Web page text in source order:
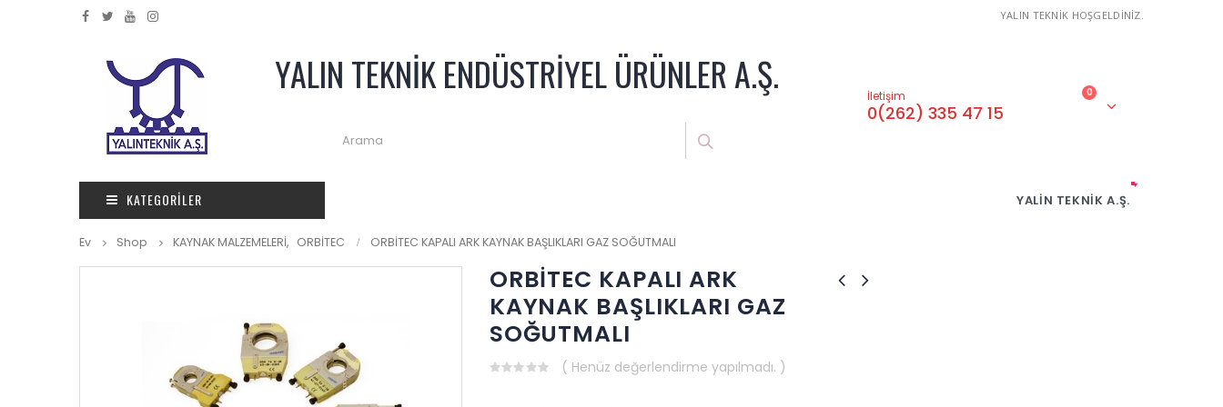
YALIN TEKNİK HOŞGELDİNİZ.
YALIN TEKNİK ENDÜSTRİYEL ÜRÜNLER A.Ş. İletişim
0(262) 335 47 15
0
KATEGORILER YALIN TEKNIK A.Ş.
Ev Shop KAYNAK MALZEMELERİ, ORBİTEC ORBİTEC KAPALI ARK KAYNAK BAŞLIKLARI GAZ SOĞUTMALI
ORBİTEC KAPALI ARK
KAYNAK BAŞLIKLARI GAZ
SOĞUTMALI
( Henüz değerlendirme yapılmadı. )